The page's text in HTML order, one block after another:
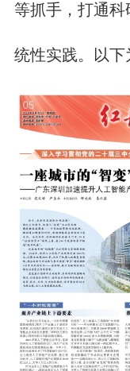
等抓手，打通科
统性实践。以下